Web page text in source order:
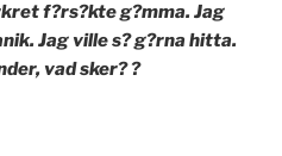
f?rs?kte g?mma. Jag
Jag ville s? g?rna hitta.
vad sker? ?